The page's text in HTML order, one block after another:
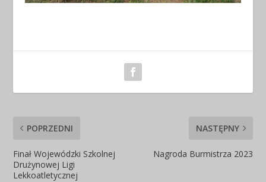
POPRZEDNI
Finał Wojewódzki Szkolnej
Drużynowej Ligi
Lekkoatletycznej
NASTĘPNY
Nagroda Burmistrza 2023